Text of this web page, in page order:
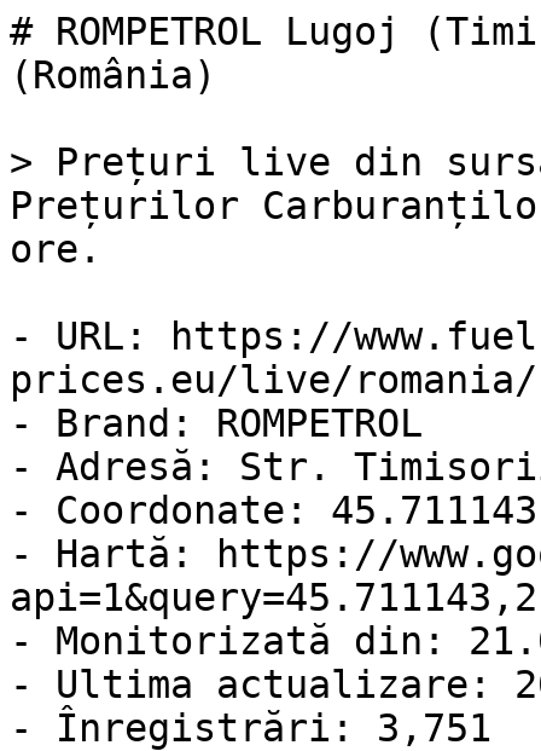
# ROMPETROL Lugoj
(România)
> Prețuri live din
Prețurilor
ore.
- URL: https://
prices.eu/live/
- Brand: ROMPETROL
- Adresă: Str.
- Coordonate:
- Hartă: https://
- Monitorizată din:
- Ultima actualizare:
- Înregistrări: 3,751